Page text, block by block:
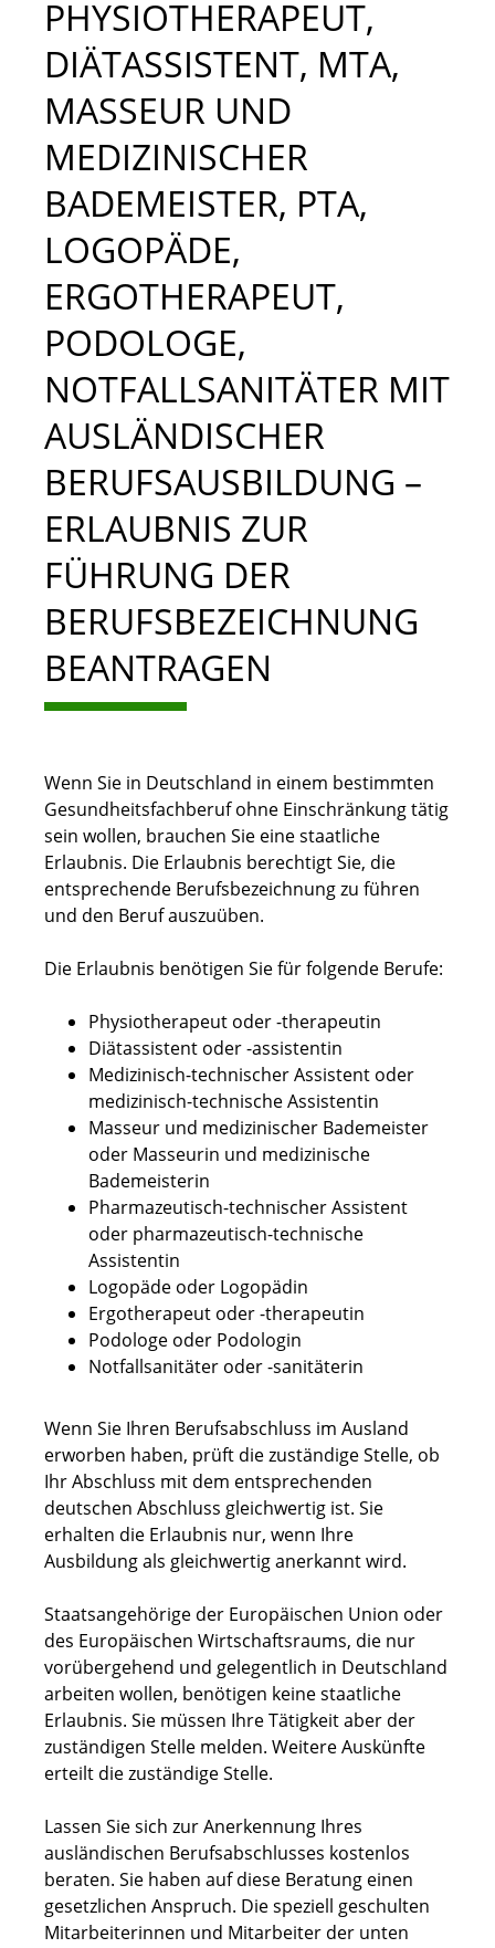
PHYSIOTHERAPEUT,
DIÄTASSISTENT, MTA,
MASSEUR UND
MEDIZINISCHER
BADEMEISTER, PTA,
LOGOPÄDE,
ERGOTHERAPEUT,
PODOLOGE,
NOTFALLSANITÄTER MIT
AUSLÄNDISCHER
BERUFSAUSBILDUNG –
ERLAUBNIS ZUR
FÜHRUNG DER
BERUFSBEZEICHNUNG
BEANTRAGEN
Wenn Sie in Deutschland in einem bestimmten
Gesundheitsfachberuf ohne Einschränkung tätig
sein wollen, brauchen Sie eine staatliche
Erlaubnis. Die Erlaubnis berechtigt Sie, die
entsprechende Berufsbezeichnung zu führen
und den Beruf auszuüben.
Die Erlaubnis benötigen Sie für folgende Berufe:
Physiotherapeut oder -therapeutin
Diätassistent oder -assistentin
Medizinisch-technischer Assistent oder
medizinisch-technische Assistentin
Masseur und medizinischer Bademeister
oder Masseurin und medizinische
Bademeisterin
Pharmazeutisch-technischer Assistent
oder pharmazeutisch-technische
Assistentin
Logopäde oder Logopädin
Ergotherapeut oder -therapeutin
Podologe oder Podologin
Notfallsanitäter oder -sanitäterin
Wenn Sie Ihren Berufsabschluss im Ausland
erworben haben, prüft die zuständige Stelle, ob
Ihr Abschluss mit dem entsprechenden
deutschen Abschluss gleichwertig ist. Sie
erhalten die Erlaubnis nur, wenn Ihre
Ausbildung als gleichwertig anerkannt wird.
Staatsangehörige der Europäischen Union oder
des Europäischen Wirtschaftsraums, die nur
vorübergehend und gelegentlich in Deutschland
arbeiten wollen, benötigen keine staatliche
Erlaubnis. Sie müssen Ihre Tätigkeit aber der
zuständigen Stelle melden. Weitere Auskünfte
erteilt die zuständige Stelle.
Lassen Sie sich zur Anerkennung Ihres
ausländischen Berufsabschlusses kostenlos
beraten. Sie haben auf diese Beratung einen
gesetzlichen Anspruch. Die speziell geschulten
Mitarbeiterinnen und Mitarbeiter der unten